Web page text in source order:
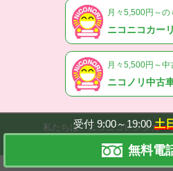
受付 9:00～19:00 土
無料電
月々5,500円～の
ニコニコカー
月々5,500円～中
ニコノリ中古
私たちは「ニコニコレンタカー